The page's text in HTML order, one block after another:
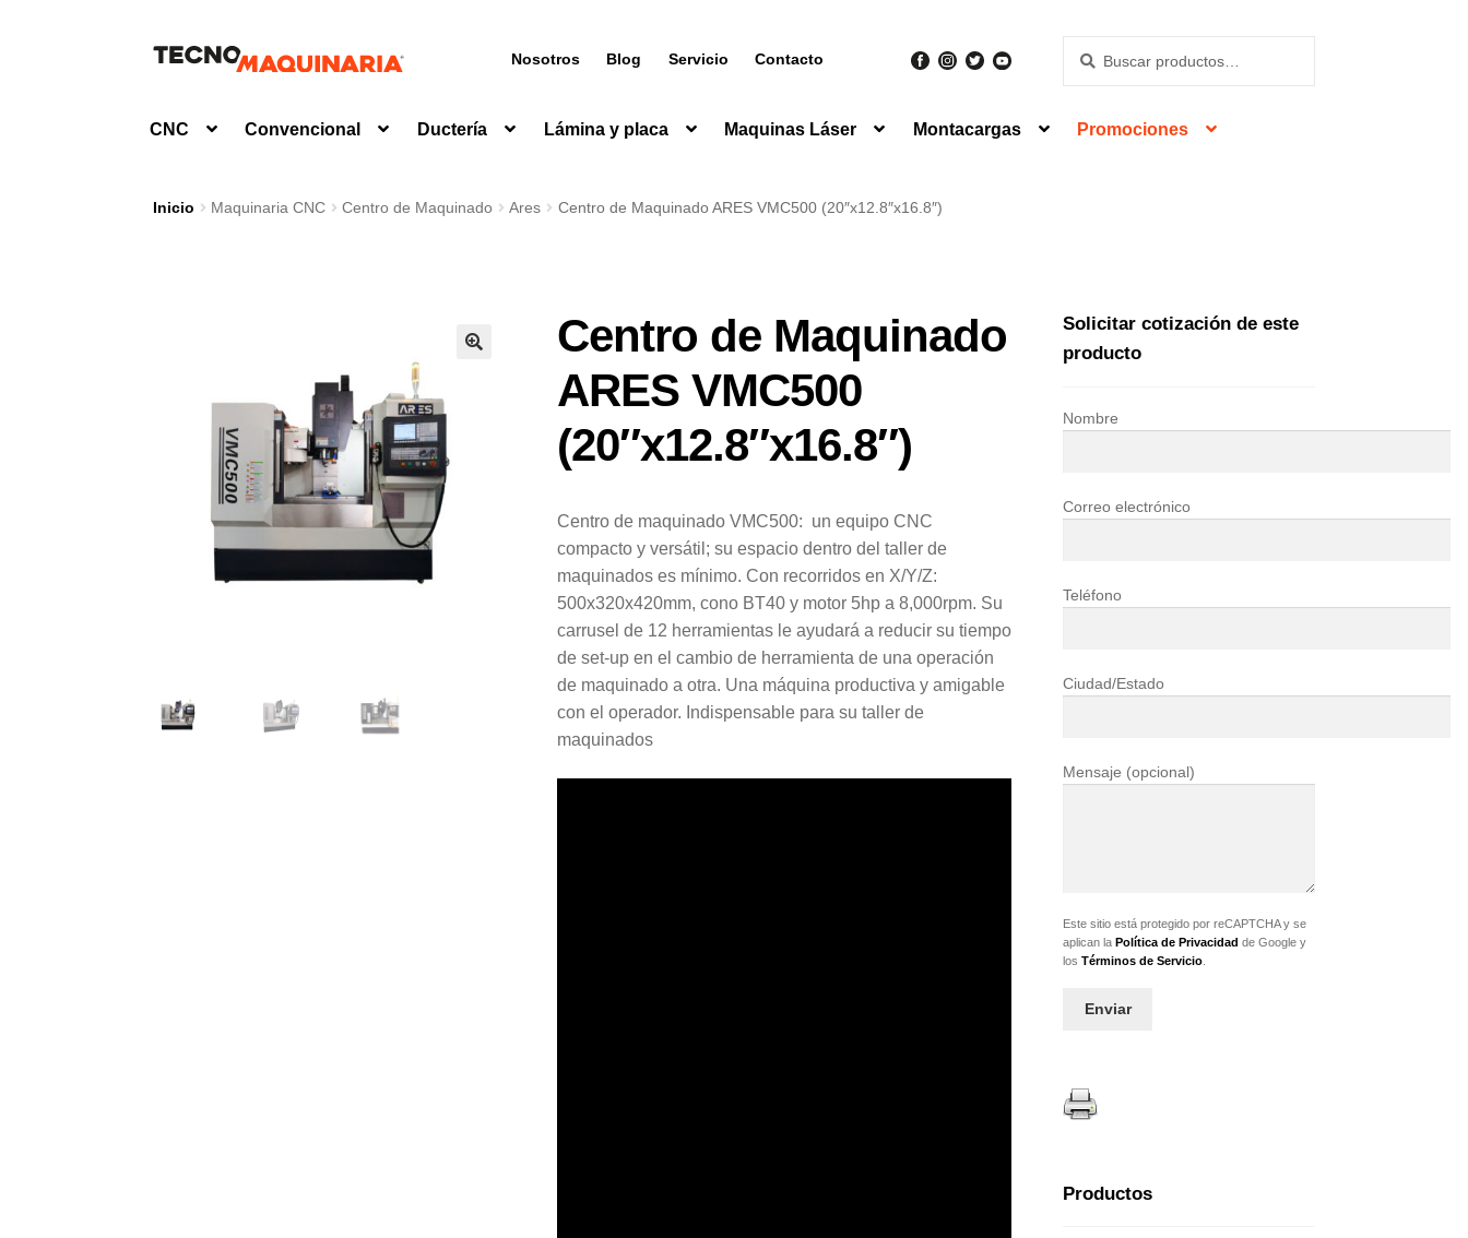
navegación
Nosotros Blog Servicio Contacto
por:
CNC Convencional Ductería Lámina y placa Maquinas Láser Montacargas Promociones
Inicio Maquinaria CNC Centro de Maquinado Ares Centro de Maquinado ARES VMC500 (20″x12.8″x16.8″)
Centro de Maquinado
ARES VMC500
(20″x12.8″x16.8″)
Centro de maquinado VMC500: un equipo CNC
compacto y versátil; su espacio dentro del taller de
maquinados es mínimo. Con recorridos en X/Y/Z:
500x320x420mm, cono BT40 y motor 5hp a 8,000rpm. Su
carrusel de 12 herramientas le ayudará a reducir su tiempo
de set-up en el cambio de herramienta de una operación
de maquinado a otra. Una máquina productiva y amigable
con el operador. Indispensable para su taller de
maquinados
Solicitar cotización de este
producto
Nombre
Correo electrónico
Teléfono
Ciudad/Estado
Mensaje (opcional)
Este sitio está protegido por reCAPTCHA y se
aplican la Política de Privacidad de Google y
los Términos de Servicio.
Productos